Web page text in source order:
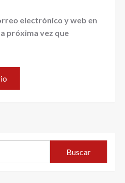
electrónico y web en
próxima vez que